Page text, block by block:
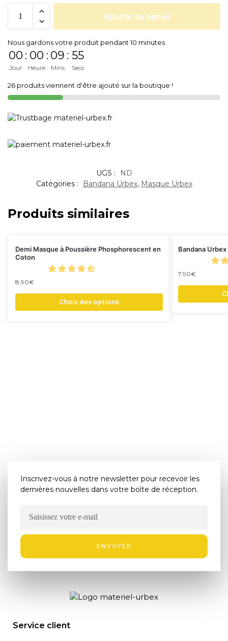
Ajouter au panier
Nous gardons votre produit pendant 10 minutes
00
Jour
: 00
Heure
: 09
Mins
: 55
Secs
26 produits viennent d'être ajouté sur la boutique !
UGS :
ND
Catégories :
Bandana Urbex, Masque Urbex
Produits similaires
Demi Masque à Poussière Phosphorescent en
Coton
8.90€
Choix des options
Bandana
7.90€
Inscrivez-vous à notre newsletter pour recevoir les
dernières nouvelles dans votre boîte de réception.
ENVOYER
Service client